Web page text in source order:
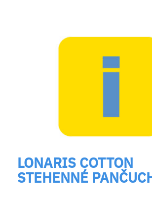
LONARIS COTTON
STEHENNÉ